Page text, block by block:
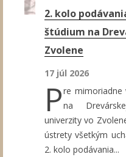
2. kolo
štúdium na
Zvolene
17 júl 2026
Pre mimoriadne
na
univerzity vo
ústrety všetkým
2. kolo podávania...